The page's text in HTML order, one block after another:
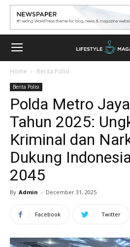
Home Berita Polisi
Berita Polisi
Polda Metro
Tahun 2025:
Kriminal dan
Dukung
2045
By Admin - December 31, 2025
Facebook Twitter